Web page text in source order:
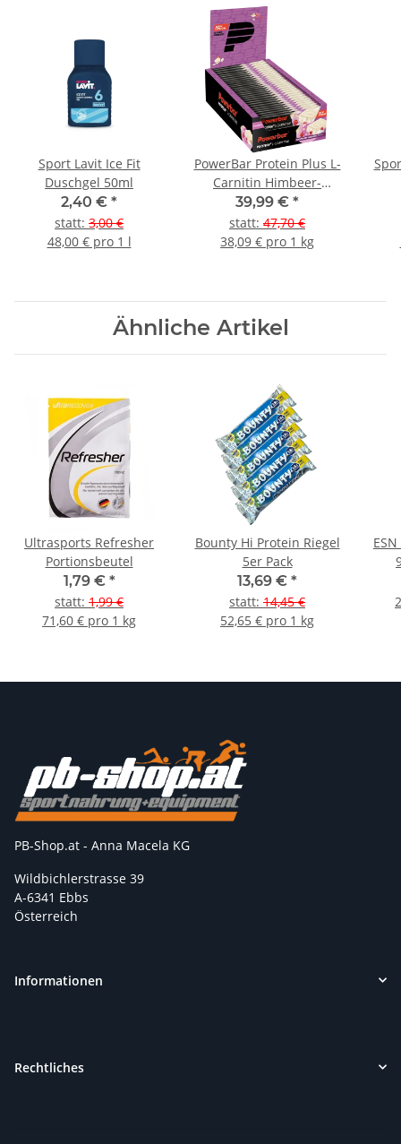
Sport Lavit Ice Fit
Duschgel 50ml
2,40 € *
statt: 3,00 €
48,00 € pro 1 l
PowerBar Protein Plus L-
Carnitin Himbeer-
Joghurt Riegel 30er Box
39,99 € *
statt: 47,70 €
38,09 € pro 1 kg
Ähnliche Artikel
Ultrasports Refresher
Portionsbeutel
1,79 € *
statt: 1,99 €
71,60 € pro 1 kg
Bounty Hi Protein Riegel
5er Pack
13,69 € *
statt: 14,45 €
52,65 € pro 1 kg
PB-Shop.at - Anna Macela KG
Wildbichlerstrasse 39
A-6341 Ebbs
Österreich
Informationen
Rechtliches